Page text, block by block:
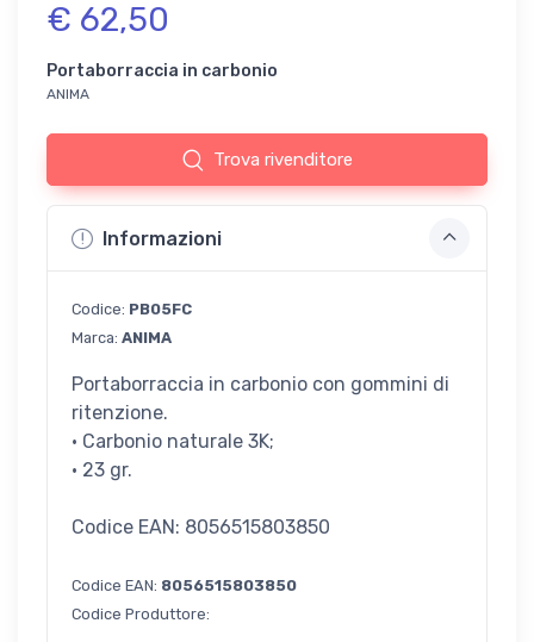
€ 62,50
Portaborraccia in carbonio
ANIMA
Trova rivenditore
Informazioni
Codice: PB05FC
Marca: ANIMA
Portaborraccia in carbonio con gommini di
ritenzione.
· Carbonio naturale 3K;
· 23 gr.
Codice EAN: 8056515803850
Codice EAN: 8056515803850
Codice Produttore: